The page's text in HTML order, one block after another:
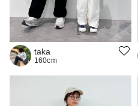
taka
160cm